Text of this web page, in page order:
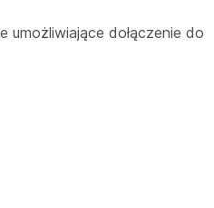
umożliwiające dołączenie do